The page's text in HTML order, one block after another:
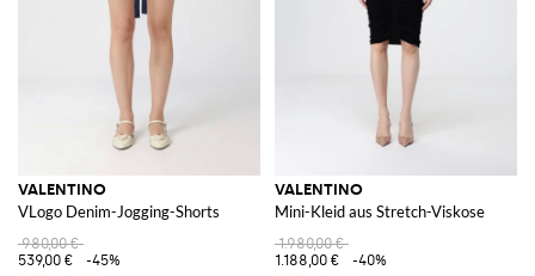
VALENTINO
VLogo Denim-Jogging-Shorts
980,00 €
539,00 €
-45%
VALENTINO
Mini-Kleid aus Stretch-Viskose
1.980,00 €
1.188,00 €
-40%